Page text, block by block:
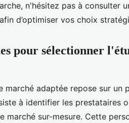
n'hésitez pas à consulter
afin d’optimiser vos choix
pour sélectionner
marché adaptée repose sur un
à identifier les prestataires
marché sur-mesure. Cette